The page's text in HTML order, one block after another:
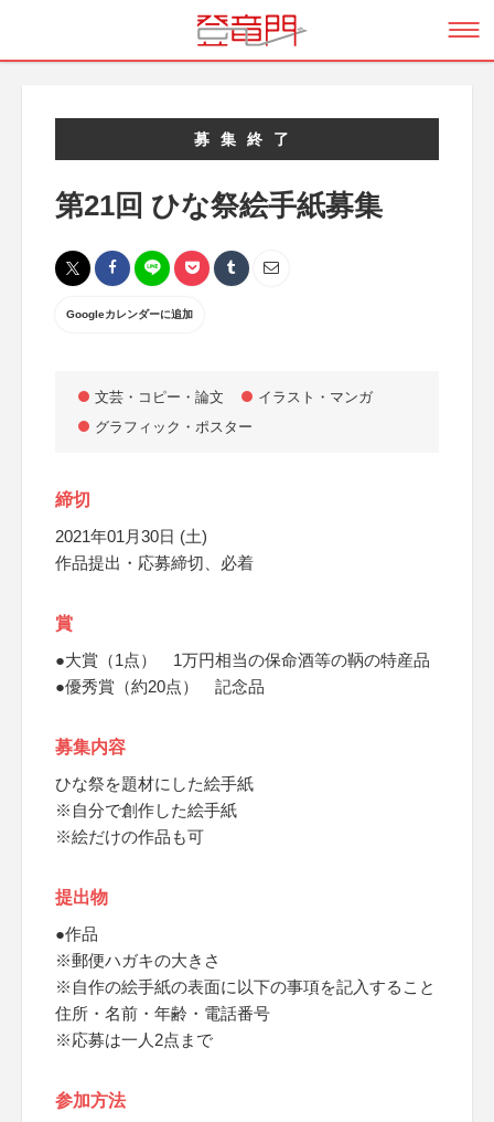
募集終了
第21回 ひな祭絵手紙募集
Googleカレンダーに追加
文芸・コピー・論文
イラスト・マンガ
グラフィック・ポスター
締切
2021年01月30日 (土)
作品提出・応募締切、必着
賞
●大賞（1点） 1万円相当の保命酒等の鞆の特産品
●優秀賞（約20点） 記念品
募集内容
ひな祭を題材にした絵手紙
※自分で創作した絵手紙
※絵だけの作品も可
提出物
●作品
※郵便ハガキの大きさ
※自作の絵手紙の表面に以下の事項を記入すること
住所・名前・年齢・電話番号
※応募は一人2点まで
参加方法